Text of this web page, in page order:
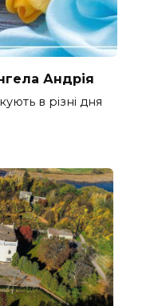
Андрія
в різні дня